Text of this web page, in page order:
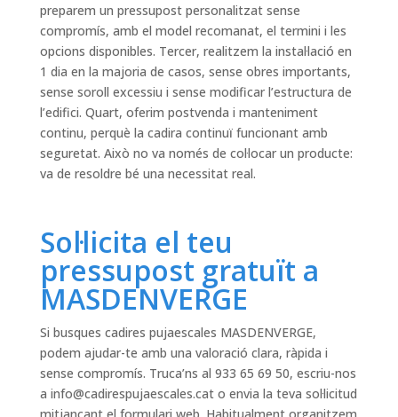
preparem un pressupost personalitzat sense
compromís, amb el model recomanat, el termini i les
opcions disponibles. Tercer, realitzem la instal·lació en
1 dia en la majoria de casos, sense obres importants,
sense soroll excessiu i sense modificar l’estructura de
l’edifici. Quart, oferim postvenda i manteniment
continu, perquè la cadira continuï funcionant amb
seguretat. Això no va només de col·locar un producte:
va de resoldre bé una necessitat real.
Sol·licita el teu
pressupost gratuït a
MASDENVERGE
Si busques cadires pujaescales MASDENVERGE,
podem ajudar-te amb una valoració clara, ràpida i
sense compromís. Truca’ns al 933 65 69 50, escriu-nos
a info@cadirespujaescales.cato envia la teva sol·licitud